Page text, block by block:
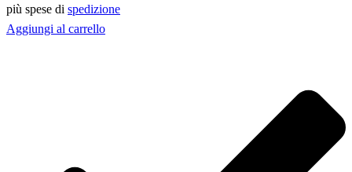
più spese di spedizione
Aggiungi al carrello